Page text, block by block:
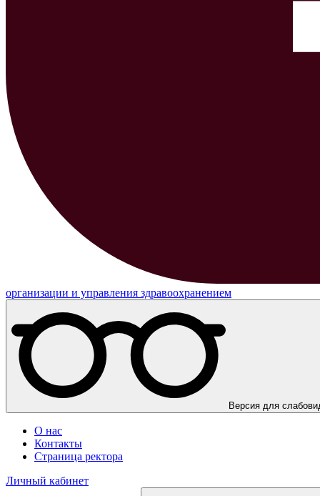
организации и управления здравоохранением
Версия для
О нас
Контакты
Страница ректора
Личный кабинет